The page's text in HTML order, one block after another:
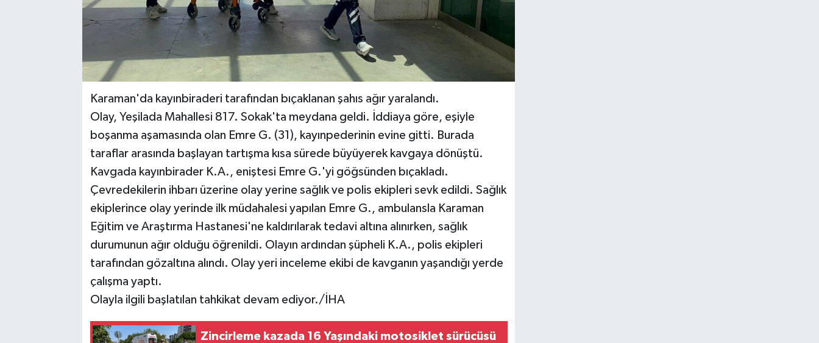
Karaman'da kayınbiraderi tarafından bıçaklanan şahıs ağır yaralandı.
Olay, Yeşilada Mahallesi 817. Sokak'ta meydana geldi. İddiaya göre, eşiyle
boşanma aşamasında olan Emre G. (31), kayınpederinin evine gitti. Burada
taraflar arasında başlayan tartışma kısa sürede büyüyerek kavgaya dönüştü.
Kavgada kayınbirader K.A., eniştesi Emre G.'yi göğsünden bıçakladı.
Çevredekilerin ihbarı üzerine olay yerine sağlık ve polis ekipleri sevk edildi. Sağlık
ekiplerince olay yerinde ilk müdahalesi yapılan Emre G., ambulansla Karaman
Eğitim ve Araştırma Hastanesi'ne kaldırılarak tedavi altına alınırken, sağlık
durumunun ağır olduğu öğrenildi. Olayın ardından şüpheli K.A., polis ekipleri
tarafından gözaltına alındı. Olay yeri inceleme ekibi de kavganın yaşandığı yerde
çalışma yaptı.
Olayla ilgili başlatılan tahkikat devam ediyor./İHA
Zincirleme kazada 16 Yaşındaki motosiklet sürücüsü